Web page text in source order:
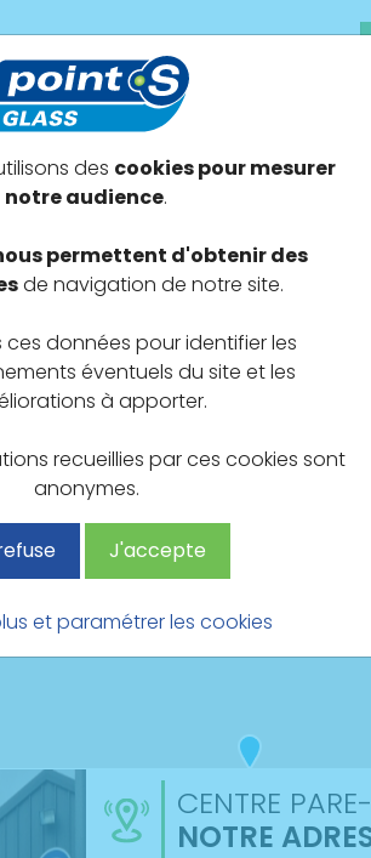
adhérent Offres exclusives
CENTRE
NOTRE
des cookies pour mesurer
notre audience.
permettent d'obtenir des
de navigation de notre site.
ces données pour identifier les
éventuels du site et les
à apporter.
recueillies par ces cookies sont
anonymes.
J'accepte
et paramétrer les cookies